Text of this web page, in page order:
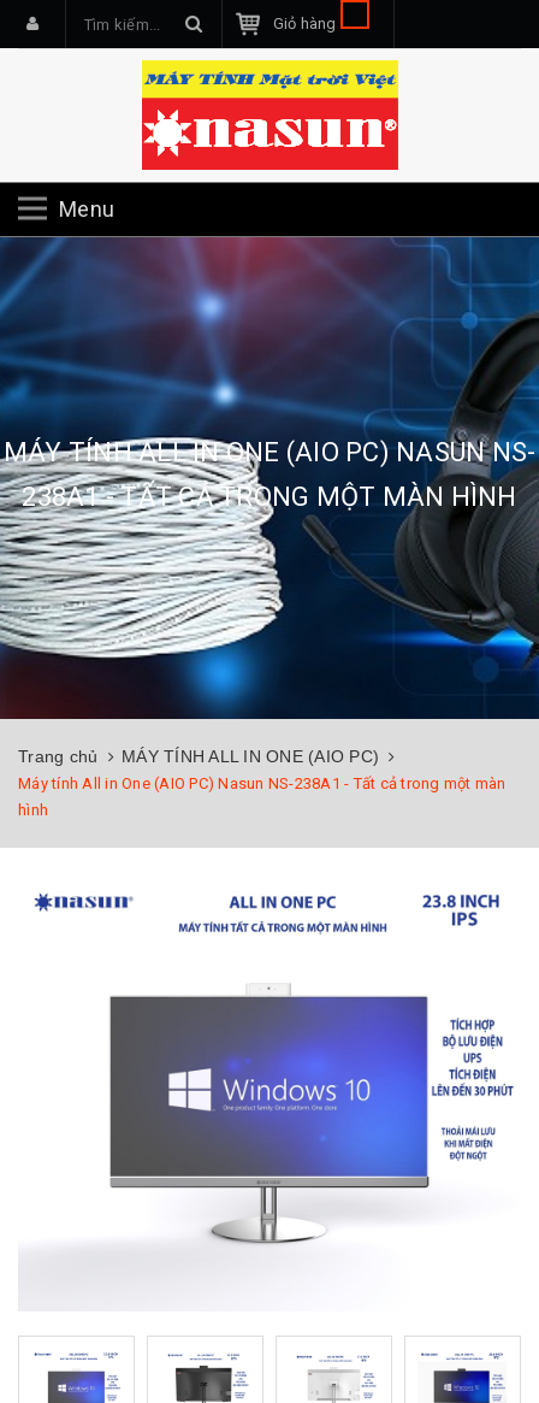
Giỏ hàng
Menu
MÁY TÍNH ALL IN ONE (AIO PC) NASUN NS-
238A1 - TẤT CẢ TRONG MỘT MÀN HÌNH
Trang chủ MÁY TÍNH ALL IN ONE (AIO PC)
Máy tính All in One (AIO PC) Nasun NS-238A1 - Tất cả trong một màn
hình